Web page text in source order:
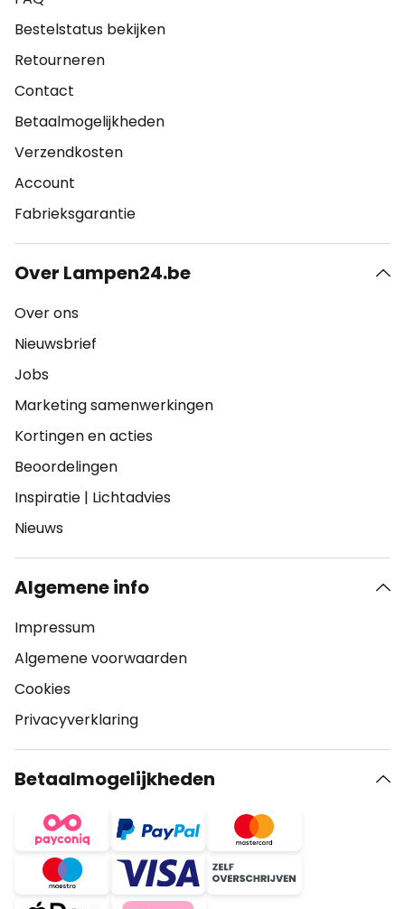
Bestelstatus bekijken
Retourneren
Contact
Betaalmogelijkheden
Verzendkosten
Account
Fabrieksgarantie
Over Lampen24.be
Over ons
Nieuwsbrief
Jobs
Marketing samenwerkingen
Kortingen en acties
Beoordelingen
Inspiratie | Lichtadvies
Nieuws
Algemene info
Impressum
Algemene voorwaarden
Cookies
Privacyverklaring
Betaalmogelijkheden